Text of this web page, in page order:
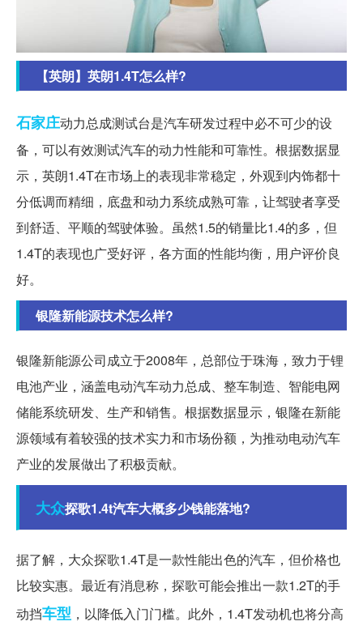
【英朗】英朗1.4T怎么样?
石家庄动力总成测试台是汽车研发过程中必不可少的设
备，可以有效测试汽车的动力性能和可靠性。根据数据显
示，英朗1.4T在市场上的表现非常稳定，外观到内饰都十
分低调而精细，底盘和动力系统成熟可靠，让驾驶者享受
到舒适、平顺的驾驶体验。虽然1.5的销量比1.4的多，但
1.4T的表现也广受好评，各方面的性能均衡，用户评价良
好。
银隆新能源技术怎么样?
银隆新能源公司成立于2008年，总部位于珠海，致力于锂
电池产业，涵盖电动汽车动力总成、整车制造、智能电网
储能系统研发、生产和销售。根据数据显示，银隆在新能
源领域有着较强的技术实力和市场份额，为推动电动汽车
产业的发展做出了积极贡献。
大众探歌1.4t汽车大概多少钱能落地?
据了解，大众探歌1.4T是一款性能出色的汽车，但价格也
比较实惠。最近有消息称，探歌可能会推出一款1.2T的手
动挡车型 ，以降低入门门槛。此外，1.4T发动机也将分高